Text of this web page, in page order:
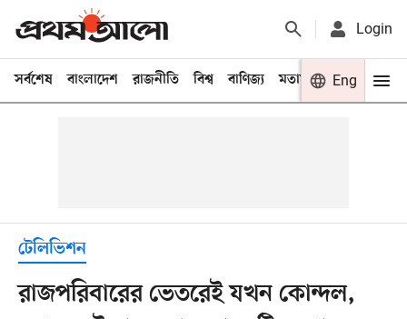
Login
সর্বশেষ বাংলাদেশ রাজনীতি বিশ্ব বাণিজ্য মতামত খেলা
Eng
টেলিভিশন
রাজপরিবারের ভেতরেই যখন কোন্দল,